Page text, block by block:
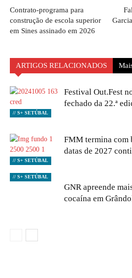
Contrato-programa para
construção de escola superior
em Sines assinado em 2026
ARTIGOS RELACIONADOS
// S+ SETÚBAL
Festival Out.Fest
fechado da 22.ª
// S+ SETÚBAL
FMM termina com
datas de 2027
// S+ SETÚBAL
GNR apreende
cocaína em